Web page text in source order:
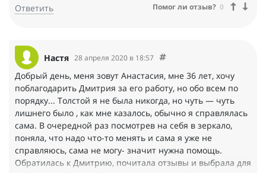
Ответить Помог ли отзыв? 0
Настя 28 апреля 2020 в 18:57
Добрый день, меня зовут Анастасия, мне 36 лет, хочу
поблагодарить Дмитрия за его работу, но обо всем по
порядку... Толстой я не была никогда, но чуть — чуть
лишнего было , как мне казалось, обычно я справлялась
сама. В очередной раз посмотрев на себя в зеркало,
поняла, что надо что-то менять и сама я уже не
справляюсь, сама не могу- значит нужна помощь.
Обратилась к Дмитрию, почитала отзывы и выбрала для